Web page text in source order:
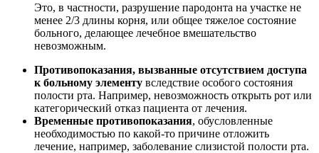
Это, в частности, разрушение пародонта на участке не
менее 2/3 длины корня, или общее тяжелое состояние
больного, делающее лечебное вмешательство
невозможным.
Противопоказания, вызванные отсутствием доступа
к больному элементу вследствие особого состояния
полости рта. Например, невозможность открыть рот или
категорический отказ пациента от лечения.
Временные противопоказания, обусловленные
необходимостью по какой-то причине отложить
лечение, например, заболевание слизистой полости рта.